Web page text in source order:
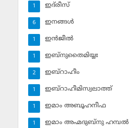
ഇദ്‌രീസ്‌
1
ഇനങ്ങള്‍
6
ഇന്‍ജീല്‍
1
ഇബ്‌നുതൈമിയ്യഃ
1
ഇബ്‌റാഹീം
2
ഇബ്‌റാഹീമിസ്വലാത്ത്
1
ഇമാം അബൂഹനീഫ
1
ഇമാം അഹ്മദുബ്‌നു ഹമ്പല്‍
1